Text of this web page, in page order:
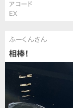
アコード
EX
ふーくんさん
相棒！